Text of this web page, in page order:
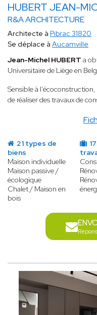
HUBERT JEAN-
R&A ARCHITECTURE
Architecte à Pibrac 31820
Se déplace à Aucamville
Jean-Michel HUBERT a
Universitaire de Liège en
Sensible à
de réaliser des travaux de
21 types de
biens
Maison individuelle
Maison passive /
écologique
Chalet / Maison en
bois